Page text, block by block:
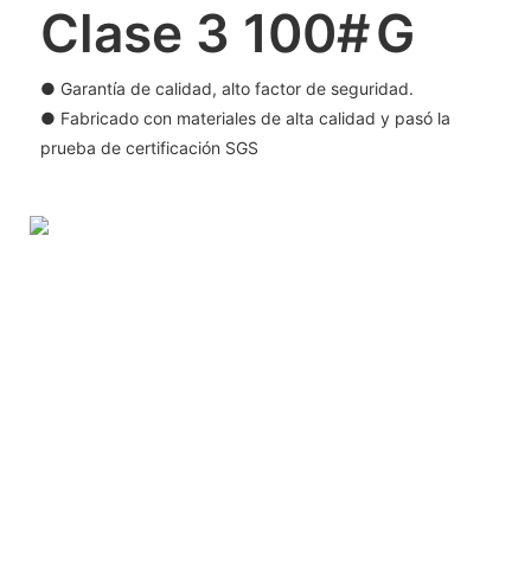
Clase 3 100#G
● Garantía de calidad, alto factor de seguridad.
● Fabricado con materiales de alta calidad y pasó la
prueba de certificación SGS